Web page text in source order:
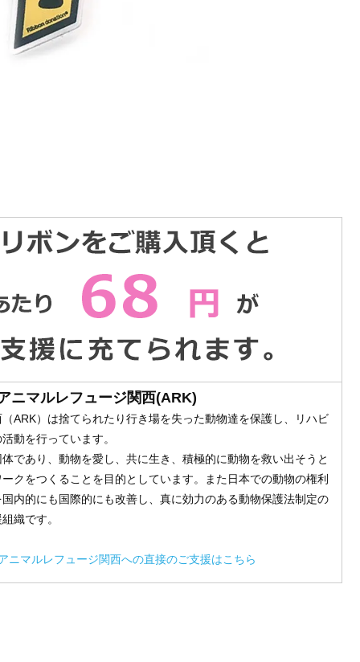
ニマルレフュージ関西(ARK)
ARK）は捨てられたり行き場を失った動物達を保護し、リハビ
動を行っています。
であり、動物を愛し、共に生き、積極的に動物を救い出そうと
クをつくることを目的としています。また日本での動物の権利
内的にも国際的にも改善し、真に効力のある動物保護法制定の
織です。
マルレフュージ関西への直接のご支援はこちら